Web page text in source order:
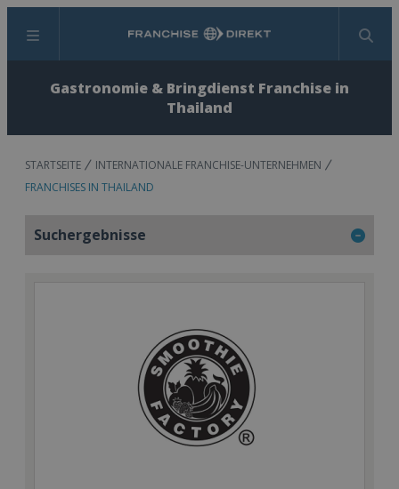
Menü Suchen
Gastronomie & Bringdienst Franchise in
Thailand
STARTSEITE
INTERNATIONALE FRANCHISE-UNTERNEHMEN
FRANCHISES IN THAILAND
Suchergebnisse